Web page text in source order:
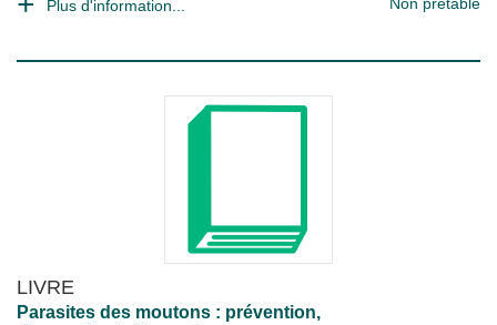
Plus d'information...
LIVRE
Parasites des moutons : prévention,